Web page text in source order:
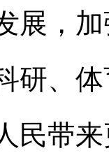
展，
研、
民带